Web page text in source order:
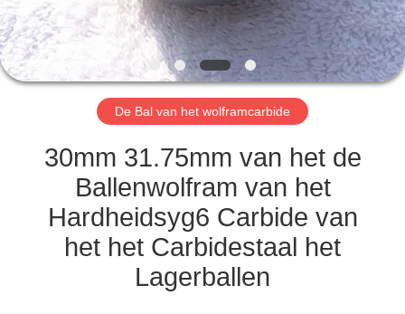
ONS
NIEUWS
GEVALLEN
VERZOEK
De Bal van het wolframcarbide
30mm 31.75mm van het de
Ballenwolfram van het
Hardheidsyg6 Carbide van
het het Carbidestaal het
Lagerballen